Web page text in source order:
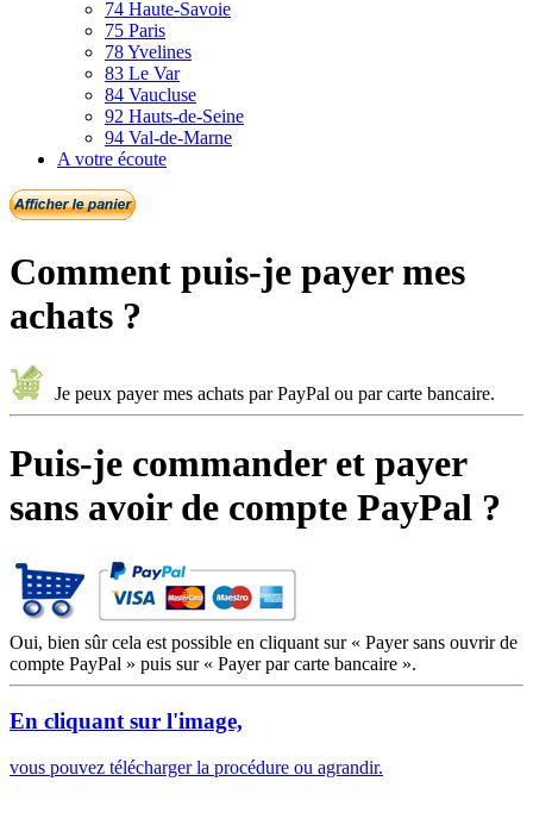
74 Haute-Savoie
75 Paris
78 Yvelines
83 Le Var
84 Vaucluse
92 Hauts-de-Seine
94 Val-de-Marne
A votre écoute
Comment puis-je payer mes
achats ?
Je peux payer mes achats par PayPal ou par carte bancaire.
Puis-je commander et payer
sans avoir de compte PayPal ?
Oui, bien sûr cela est possible en cliquant sur « Payer sans ouvrir de
compte PayPal » puis sur « Payer par carte bancaire ».
En cliquant sur l'image,
vous pouvez télécharger la procédure ou agrandir.